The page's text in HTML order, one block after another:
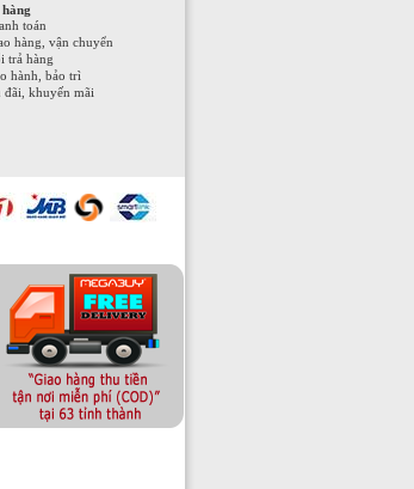
toán
hàng, vận chuyển
trả hàng
hành, bảo trì
đãi, khuyến mãi